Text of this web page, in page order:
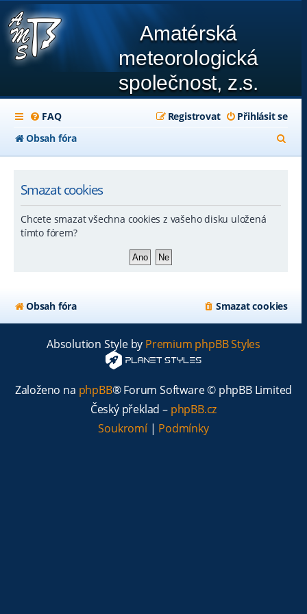
Amatérská
meteorologická
společnost, z.s.
FAQ Přihlásit se
Registrovat
Obsah fóra
l
Smazat cookies
Chcete smazat všechna cookies z vašeho disku uložená
tímto fórem?
Obsah fóra Smazat cookies
Absolution Style by Premium phpBB Styles
Založeno na phpBB® Forum Software © phpBB Limited
Český překlad – phpBB.cz
Soukromí| Podmínky